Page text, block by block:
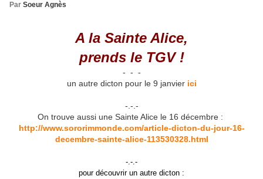
Par Soeur Agnès
A la Sainte Alice,
prends le TGV !
- - -
un autre dicton pour le 9 janvier ici
-.-.-
On trouve aussi une Sainte Alice le 16 décembre :
http://www.sororimmonde.com/article-dicton-du-jour-16-
decembre-sainte-alice-113530328.html
-.-.-
pour découvrir un autre dicton :